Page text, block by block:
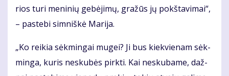
rios tu­ri me­ni­nių ge­bė­ji­mų, gra­žūs jų pokš­ta­vi­mai“,
– pa­ste­bi sim­niš­kė Ma­ri­ja.
„Ko rei­kia sėk­min­gai mu­gei? Ji bus kiek­vie­nam sėk­
min­ga, ku­ris ne­sku­bės pirk­ti. Kai ne­sku­ba­me, daž­